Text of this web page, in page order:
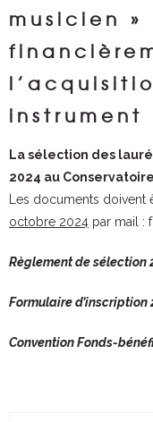
musicien »
instrument
La sélection des
2024 au
Les documents
octobre 2024 par mail :
Règlement de sélection
Formulaire d’inscription
Convention Fonds-